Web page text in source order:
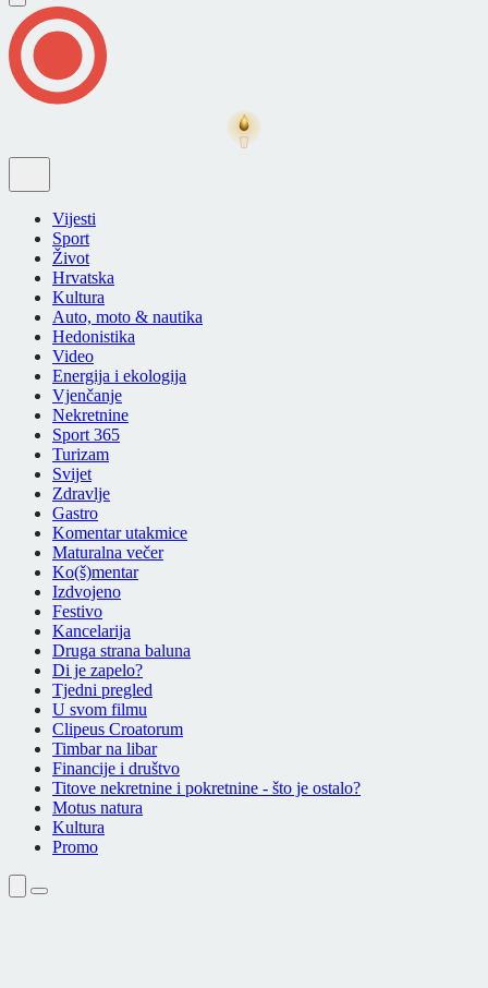
Vijesti
Sport
Život
Hrvatska
Kultura
Auto, moto & nautika
Hedonistika
Video
Energija i ekologija
Vjenčanje
Nekretnine
Sport 365
Turizam
Svijet
Zdravlje
Gastro
Komentar utakmice
Maturalna večer
Ko(š)mentar
Izdvojeno
Festivo
Kancelarija
Druga strana baluna
Di je zapelo?
Tjedni pregled
U svom filmu
Clipeus Croatorum
Timbar na libar
Financije i društvo
Titove nekretnine i pokretnine - što je ostalo?
Motus natura
Kultura
Promo